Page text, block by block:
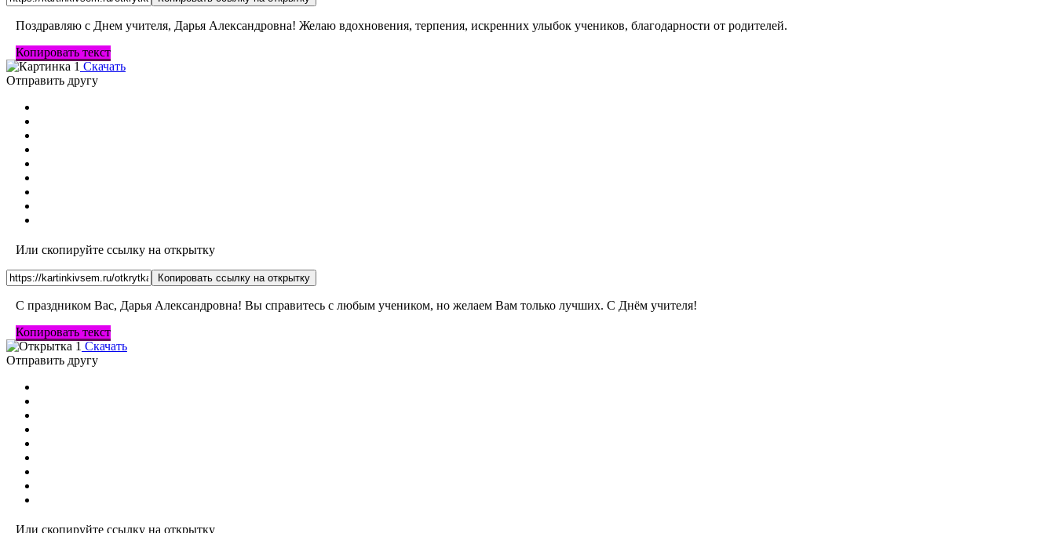
Поздравляю с Днем учителя, Дарья Александровна! Желаю вдохновения, терпения, искренних улыбок учеников, благодарности от родителей.
Копировать текст
Скачать
Отправить другу
Или скопируйте ссылку на открытку
Копировать ссылку на открытку
С праздником Вас, Дарья Александровна! Вы справитесь с любым учеником, но желаем Вам только лучших. С Днём учителя!
Копировать текст
Скачать
Отправить другу
Или скопируйте ссылку на открытку